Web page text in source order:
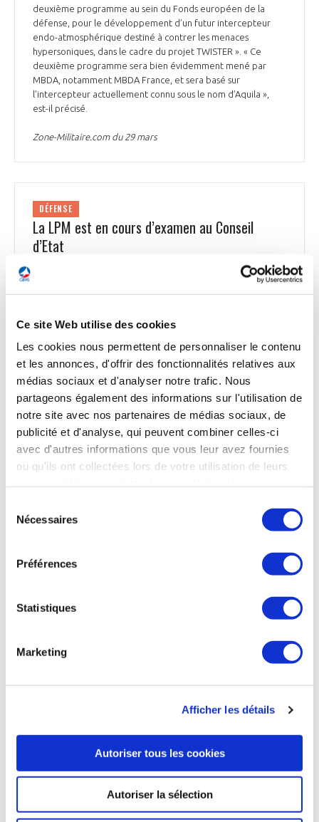
Ce site Web utilise des cookies
Les cookies nous permettent de personnaliser le contenu
et les annonces, d'offrir des fonctionnalités relatives aux
médias sociaux et d'analyser notre trafic. Nous
partageons également des informations sur l'utilisation de
notre site avec nos partenaires de médias sociaux, de
publicité et d'analyse, qui peuvent combiner celles-ci
avec d'autres informations que vous leur avez fournies
ou qu'ils ont collectées lors de votre utilisation de leurs
Nécessaires
Préférences
Statistiques
Marketing
Afficher les détails
Autoriser tous les cookies
Autoriser la sélection
deuxième programme au sein du Fonds européen de la
défense, pour le développement d’un futur intercepteur
endo-atmosphérique destiné à contrer les menaces
hypersoniques, dans le cadre du projet TWISTER ». « Ce
deuxième programme sera bien évidemment mené par
MBDA, notamment MBDA France, et sera basé sur
l’intercepteur actuellement connu sous le nom d’Aquila »,
est-il précisé.
Zone-Militaire.com du 29 mars
DÉFENSE
La LPM est en cours d’examen au Conseil
d’Etat
Le projet de Loi de programmation militaire (LPM) 2024-
2030 est en cours d’examen au Conseil d’Etat. Il devrait être
adopté en Conseil des ministres le 4 avril, puis inscrit à l’ordre
passer au Sénat. Le projet de LPM prévoit des crédits à
année reste encore en débat. Selon L’Opinion, si le ministre
des Armées, Sébastien Lecornu, plaide pour des hausses
fortes dès les premières années, à 5 Md€ de hausse par an,
dans la logique d’une « économie de guerre » et de
l’urgence d’un réarmement, la Première ministre aurait au
L’Opinion du 29 mars
INDUSTRIE
Daher : succès du TBM 960, lancé il y a un an
Un an après le lancement du TBM 960, Daher est de retour
au salon Sun’n Fun, qui se déroule du 28 mars au 2 avril 2023 à
années de production. « Le TBM 960 a dépassé tous les
puissance numérique pour ce dernier membre haut de
de Daher. À ce jour, Daher a livré près de 60 TBM 960,
précise Aerobuzz, dont la majorité à des clients nord-
américains. Des livraisons ont également été effectuées en
Europe (notamment en France, en Allemagne, en Suisse et
au Royaume-Uni).